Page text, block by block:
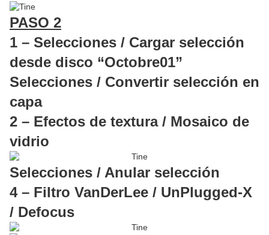
PASO 2
1 – Selecciones / Cargar selección
desde disco “Octobre01”
Selecciones / Convertir selección en
capa
2 – Efectos de textura / Mosaico de
vidrio
Selecciones / Anular selección
4 – Filtro VanDerLee / UnPlugged-X
/ Defocus